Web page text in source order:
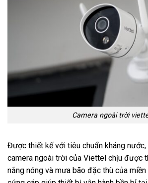
Camera ngoài trời
Được thiết kế với tiêu chuẩn kháng
camera ngoài trời của Viettel chịu được
nắng nóng và mưa bão đặc thù của miền